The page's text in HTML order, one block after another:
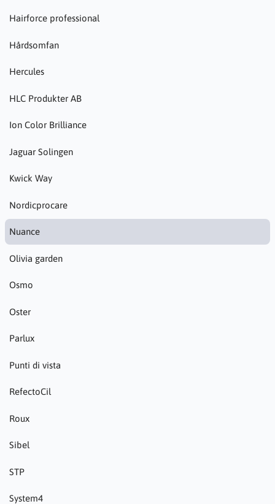
Hairforce professional
Hårdsomfan
Hercules
HLC Produkter AB
Ion Color Brilliance
Jaguar Solingen
Kwick Way
Nordicprocare
Nuance
Olivia garden
Osmo
Oster
Parlux
Punti di vista
RefectoCil
Roux
Sibel
STP
System4